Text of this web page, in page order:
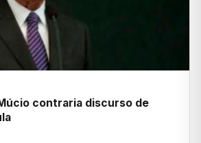
contraria discurso de